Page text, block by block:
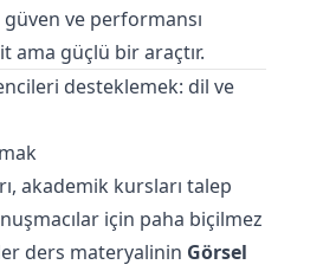
ve performansı
ama güçlü bir araçtır.
desteklemek: dil ve
akademik kursları talep
için paha biçilmez
ders materyalinin Görsel